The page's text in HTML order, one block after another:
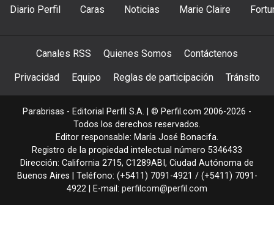
Diario Perfil Caras Noticias Marie Claire
Canales RSS Quienes Somos Contáctenos
Privacidad Equipo Reglas de participación Tránsito
Parabrisas - Editorial Perfil S.A. | © Perfil.com 2006-2026 -
Todos los derechos reservados.
Editor responsable: María José Bonacifa.
Registro de la propiedad intelectual número 5346433
Dirección: California 2715, C1289ABI , Ciudad Autónoma de
Buenos Aires | Teléfono: (+5411) 7091-4921 / (+5411) 7091-
4922 | E-mail: perfilcom@perfil.com